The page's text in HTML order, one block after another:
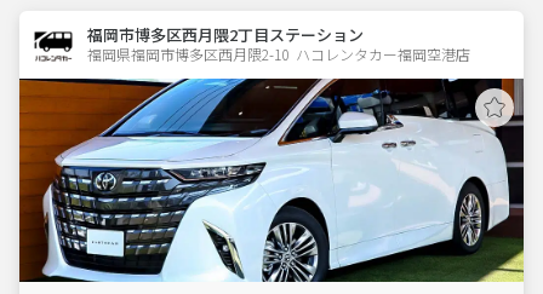
福岡市博多区西月隈2丁目ステーション
福岡県福岡市博多区西月隈2-10  ハコレンタカー福岡空港店